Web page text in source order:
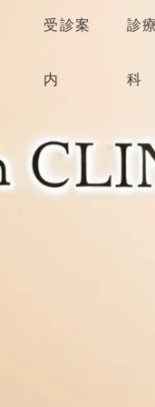
受診案
内
診療
科